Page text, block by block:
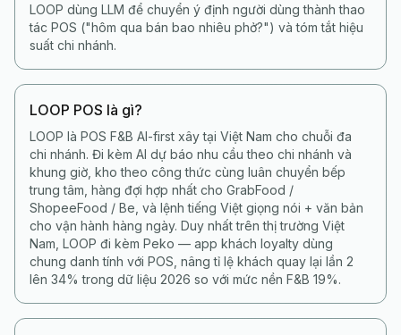
LOOP dùng LLM để chuyển ý định người dùng thành thao
tác POS ("hôm qua bán bao nhiêu phở?") và tóm tắt hiệu
suất chi nhánh.
LOOP POS là gì?
LOOP là POS F&B AI-first xây tại Việt Nam cho chuỗi đa
chi nhánh. Đi kèm AI dự báo nhu cầu theo chi nhánh và
khung giờ, kho theo công thức cùng luân chuyển bếp
trung tâm, hàng đợi hợp nhất cho GrabFood /
ShopeeFood / Be, và lệnh tiếng Việt giọng nói + văn bản
cho vận hành hàng ngày. Duy nhất trên thị trường Việt
Nam, LOOP đi kèm Peko — app khách loyalty dùng
chung danh tính với POS, nâng tỉ lệ khách quay lại lần 2
lên 34% trong dữ liệu 2026 so với mức nền F&B 19%.